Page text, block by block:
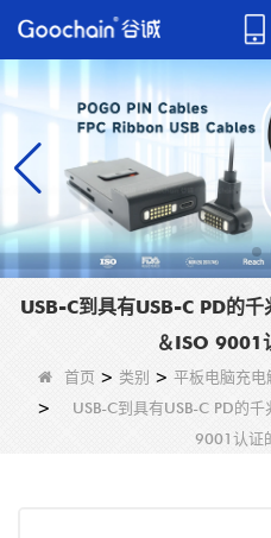
USB-C到具有USB-C PD的
＆ISO 9001
首页 > 类别 > 平板电脑充电
>
USB-C到具有USB-C PD的
9001认证